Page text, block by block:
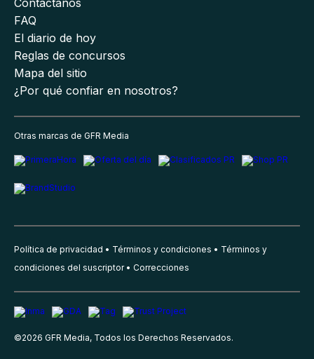
FAQ
El diario de hoy
Reglas de concursos
Mapa del sitio
¿Por qué confiar en nosotros?
Otras marcas de GFR Media
Política de privacidad Términos y condiciones
Términos y
condiciones del suscriptor
Correcciones
©2026 GFR Media, Todos los Derechos Reservados.